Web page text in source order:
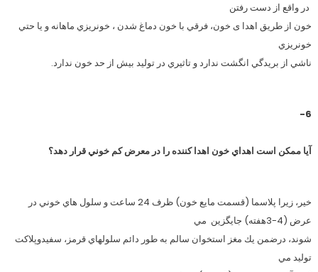
در واقع از دست رفتن
خون از طريق اهدا ی خون، فرقي با خون دماغ شدن ، خونريزي ماهانه و يا حتي
خونريزي
ناشي از بريدگي انگشت ندارد و تاثيري در توليد بيش از حد خون ندارد.
6-
آيا ممكن است اهداي خون اهدا كننده را در معرض كم خوني قرار دهد؟
خیر، زیرا پلاسما (قسمت مايع خون) ظرف 24 ساعت و سلول هاي خوني در
عرض (4-3هفته) جايگزين
مي
شوند، درضمن يك مغز استخوان سالم به طور دائم سلولهاي قرمز، سفيدوپلاكت
توليد مي